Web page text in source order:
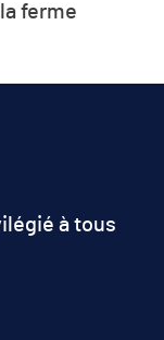
à tous